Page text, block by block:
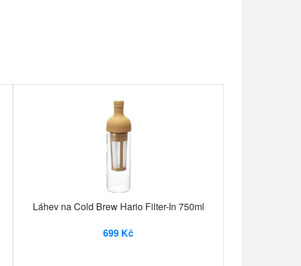
Láhev na Cold Brew Hario Filter-In 750ml
699 Kč